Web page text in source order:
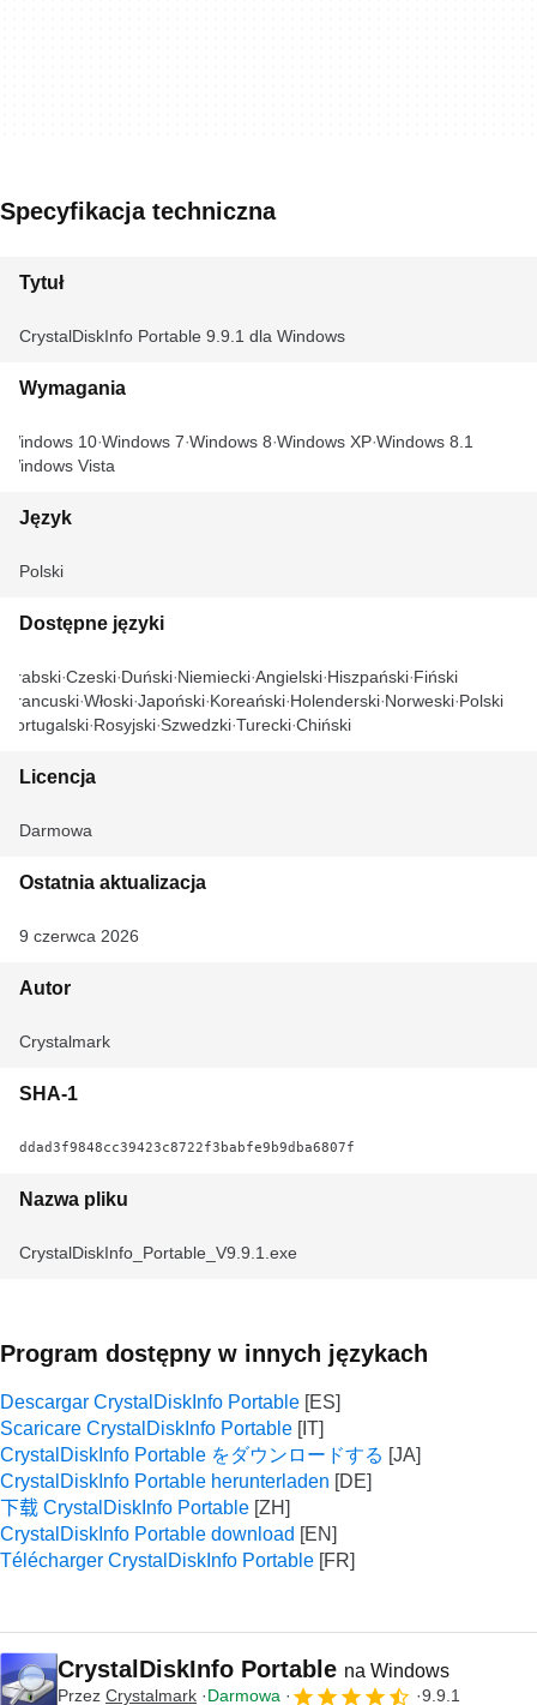
Specyfikacja techniczna
Tytuł
CrystalDiskInfo Portable 9.9.1 dla Windows
Wymagania
Windows 10 Windows 7 Windows 8 Windows XP Windows 8.1
Windows Vista
Język
Polski
Dostępne języki
Arabski Czeski Duński Niemiecki Angielski Hiszpański Fiński
Francuski Włoski Japoński Koreański Holenderski Norweski Polski
Portugalski Rosyjski Szwedzki Turecki Chiński
Licencja
Darmowa
Ostatnia aktualizacja
9 czerwca 2026
Autor
Crystalmark
SHA-1
ddad3f9848cc39423c8722f3babfe9b9dba6807f
Nazwa pliku
CrystalDiskInfo_Portable_V9.9.1.exe
Program dostępny w innych językach
Descargar CrystalDiskInfo Portable
Scaricare CrystalDiskInfo Portable
CrystalDiskInfo Portable をダウンロードする
CrystalDiskInfo Portable herunterladen
下载 CrystalDiskInfo Portable
CrystalDiskInfo Portable download
Télécharger CrystalDiskInfo Portable
CrystalDiskInfo Portable na Windows
Przez Crystalmark Darmowa 9.9.1